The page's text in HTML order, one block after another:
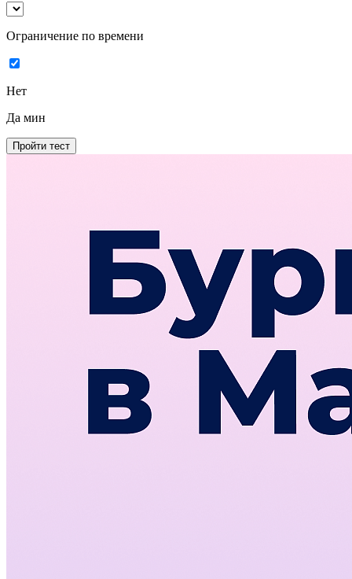
Ограничение по времени
Нет
Да мин
Пройти тест